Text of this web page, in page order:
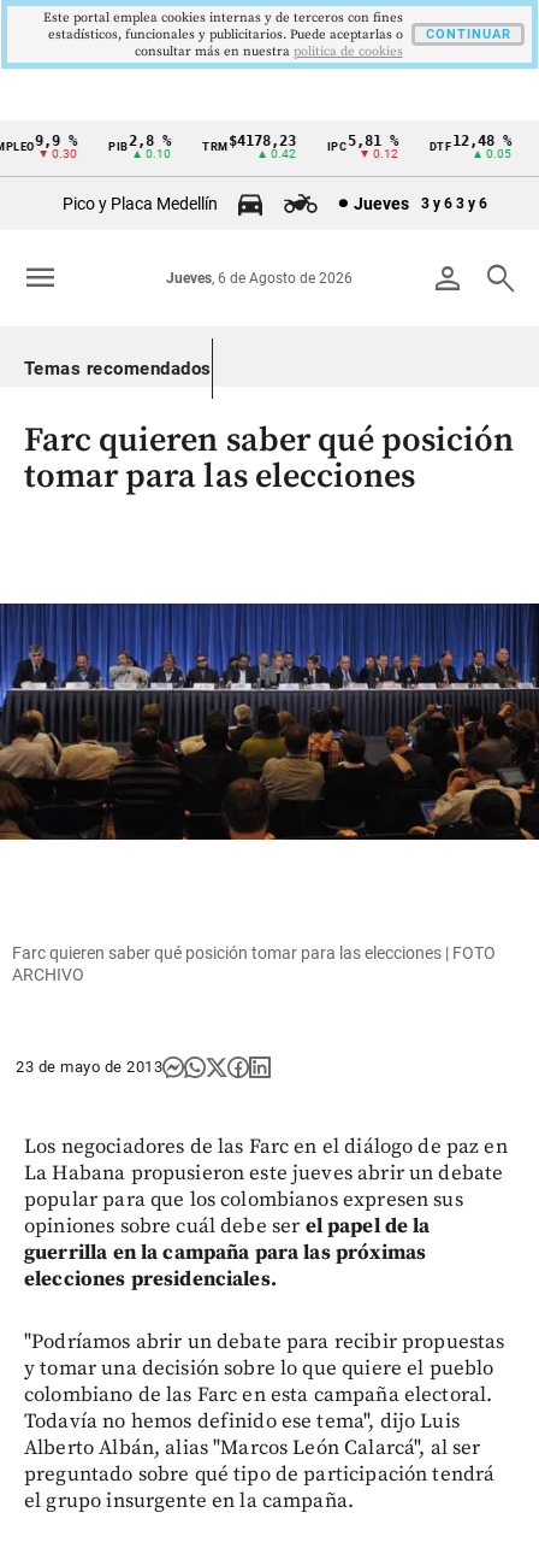
Cintillo
Colombia
9,9 %
▼ 0.30
PIB2,8 %
▲ 0.10
TRM$4178,23
▲ 0.42
5,81 %
▼ 0.12
DTF12,48 %
▲ 0.05
Pico y Placa Medellín Jueves 3 y 6 3 y 6
person search
Jueves, 6 de Agosto de 2026
menu
Temas recomendados
Farc quieren saber qué posición
tomar para las elecciones
Farc quieren saber qué posición tomar para las elecciones | FOTO
ARCHIVO
23 de mayo de 2013
Los negociadores de las Farc en el diálogo de paz en
La Habana propusieron este jueves abrir un debate
popular para que los colombianos expresen sus
opiniones sobre cuál debe ser el papel de la
guerrilla en la campaña para las próximas
elecciones presidenciales.
"Podríamos abrir un debate para recibir propuestas
y tomar una decisión sobre lo que quiere el pueblo
colombiano de las Farc en esta campaña electoral.
Todavía no hemos definido ese tema", dijo Luis
Alberto Albán, alias "Marcos León Calarcá", al ser
preguntado sobre qué tipo de participación tendrá
el grupo insurgente en la campaña.
Este portal emplea cookies internas y de terceros con fines
estadísticos, funcionales y publicitarios. Puede aceptarlas o
consultar más en nuestra politica de cookies
CONTINUAR